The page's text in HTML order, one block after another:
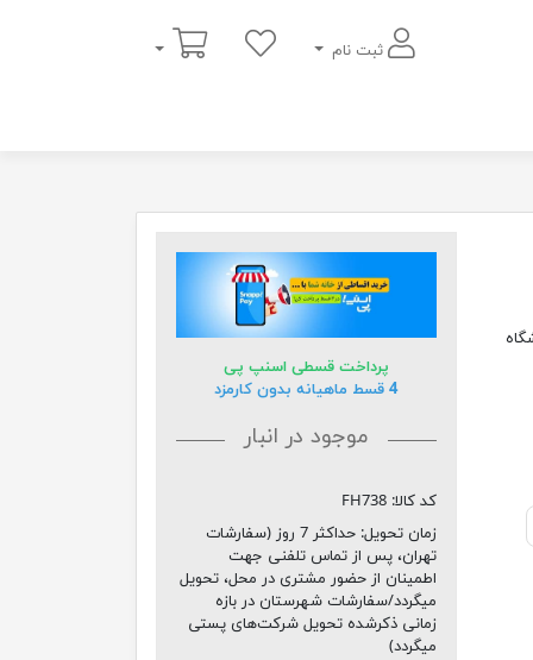
ثبت نام
سبد خرید
پرداخت قسطی اسنپ پی
4 قسط ماهیانه بدون کارمزد
موجود در انبار
کد کالا: FH738
زمان تحویل:
حداکثر 7 روز (سفارشات
تهران، پس از تماس تلفنی جهت
اطمینان از حضور مشتری در محل، تحویل
میگردد/سفارشات شهرستان در بازه
زمانی ذکرشده تحویل شرکت‌های پستی
میگردد)